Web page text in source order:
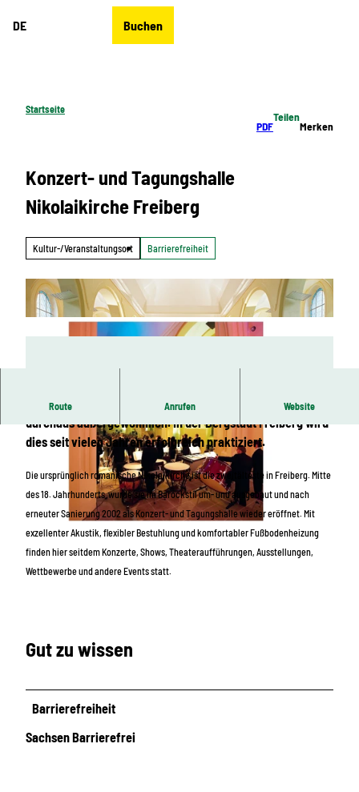
DE Buchen
Startseite
PDF
Teilen
Merken
Konzert- und Tagungshalle
Nikolaikirche Freiberg
Kultur-/Veranstaltungsort Barrierefreiheit
© Manfred Lohse
© Konzert- und Tagungshalle Nikolaikirche
Route Anrufen Website
Eine Kirche als Konzert- und Tagungshalle – das ist
durchaus außergewöhnlich. In der Bergstadt Freiberg wird
dies seit vielen Jahren erfolgreich praktiziert.
Die ursprünglich romanische Nikolaikirche ist die zweitälteste in Freiberg. Mitte
des 18. Jahrhunderts wurde sie im Barockstil um- und ausgebaut und nach
erneuter Sanierung 2002 als Konzert- und Tagungshalle wieder eröffnet. Mit
exzellenter Akustik, flexibler Bestuhlung und komfortabler Fußbodenheizung
finden hier seitdem Konzerte, Shows, Theateraufführungen, Ausstellungen,
Wettbewerbe und andere Events statt.
Gut zu wissen
Barrierefreiheit
Sachsen Barrierefrei